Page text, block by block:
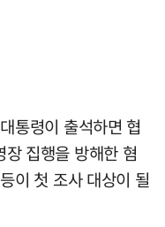
통령이 출석하면 협
집행을 방해한 혐
이 첫 조사 대상이 될